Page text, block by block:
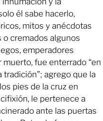
él sabe hacerlo,
mitos y anécdotas
cremados algunos
emperadores
fue enterrado “en
agrego que la
pies de la cruz en
le pertenece a
ante las puertas